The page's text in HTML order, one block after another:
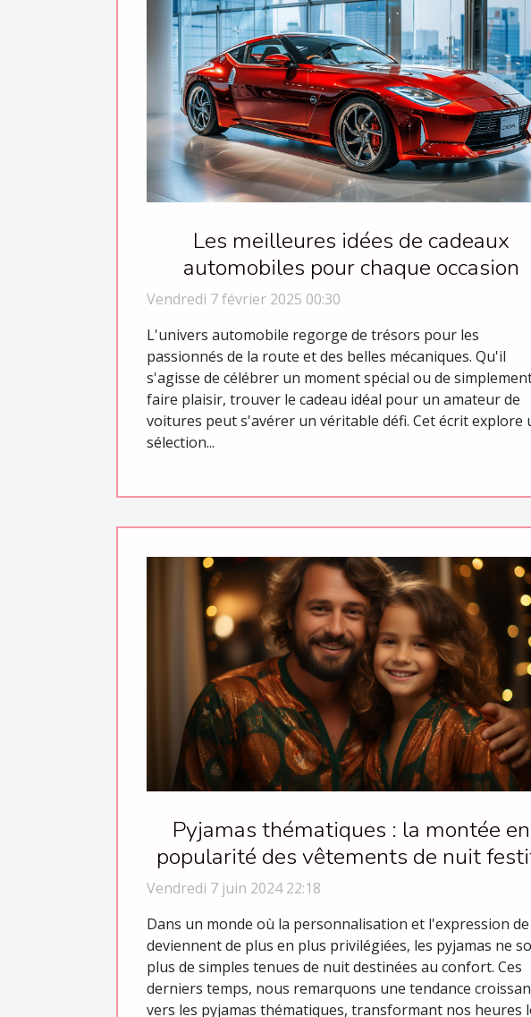
Les meilleures idées de cadeaux
automobiles pour chaque occasion
Vendredi 7 février 2025 00:30
L'univers automobile regorge de trésors pour les
passionnés de la route et des belles mécaniques. Qu'il
s'agisse de célébrer un moment spécial ou de
faire plaisir, trouver le cadeau idéal pour un amateur de
voitures peut s'avérer un véritable défi. Cet écrit explore
sélection...
Pyjamas thématiques : la montée en
popularité des vêtements de nuit
et occasionnels
Vendredi 7 juin 2024 22:18
Dans un monde où la personnalisation et l'expression
deviennent de plus en plus privilégiées, les pyjamas ne
plus de simples tenues de nuit destinées au confort. Ces
derniers temps, nous remarquons une tendance
vers les pyjamas thématiques, transformant nos heures